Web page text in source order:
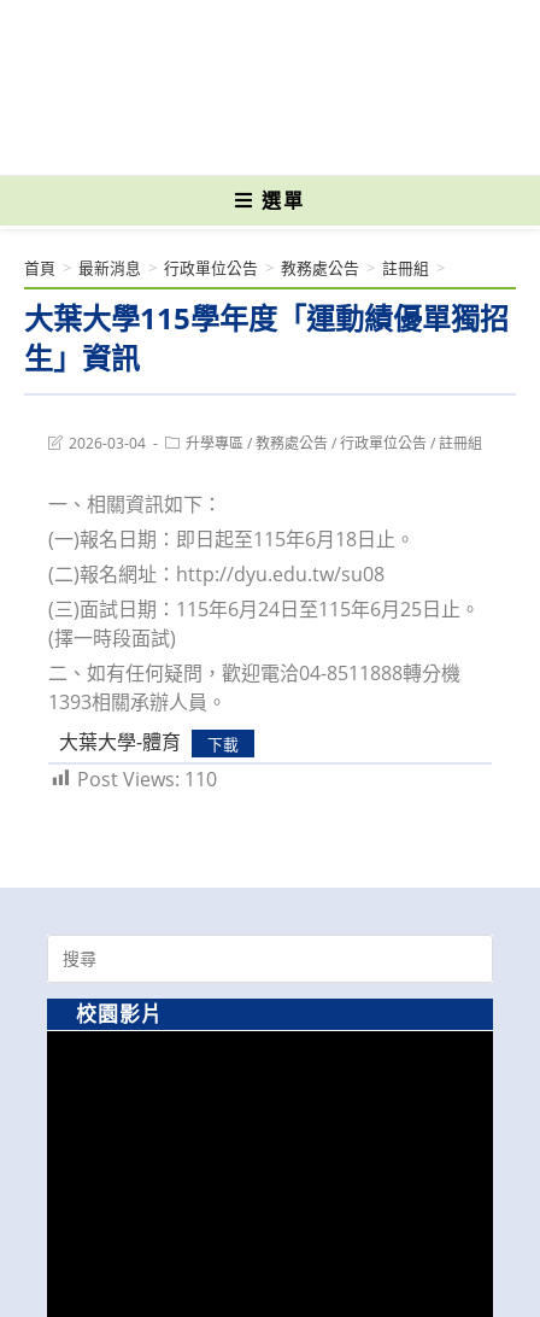
選單
大葉大學115學年度「運動績優單獨招
生」資訊
首頁 > 最新消息 > 行政單位公告 > 教務處公告 > 註冊組 >
Post2026-03-04
Post升學專區/教務處公告/行政單位公告/註冊組
一、相關資訊如下：
(一)報名日期：即日起至115年6月18日止。
(二)報名網址：http://dyu.edu.tw/su08
(三)面試日期：115年6月24日至115年6月25日止。
(擇一時段面試)
二、如有任何疑問，歡迎電洽04-8511888轉分機
1393相關承辦人員。
大葉大學-體育
下載
Post Views: 110
Search
for:
校園影片